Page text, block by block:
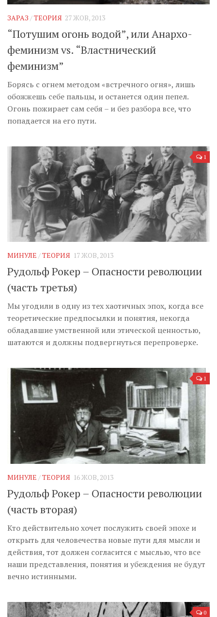
ЗАРАЗ /ТЕОРИЯ 27 ЖОВ, 2013
“Потушим огонь водой”, или Анархо-
феминизм vs. “Властнический
феминизм”
Борясь с огнем методом «встречного огня», лишь
обожжешь себе пальцы, и останется один пепел.
Огонь пожирает сам себя – и без разбора все, что
попадается на его пути.
1
МИНУЛЕ /ТЕОРИЯ 17 ЖОВ, 2013
Рудольф Рокер – Опасности революции
(часть третья)
Мы угодили в одну из тех хаотичных эпох, когда все
теоретические предпосылки и понятия, некогда
обладавшие умственной или этической ценностью,
шатаются и должны подвергнуться перепроверке.
1
МИНУЛЕ /ТЕОРИЯ 16 ЖОВ, 2013
Рудольф Рокер – Опасности революции
(часть вторая)
Кто действительно хочет послужить своей эпохе и
открыть для человечества новые пути для мысли и
действия, тот должен согласится с мыслью, что все
наши представления, понятия и убеждения не будут
вечно истинными.
0